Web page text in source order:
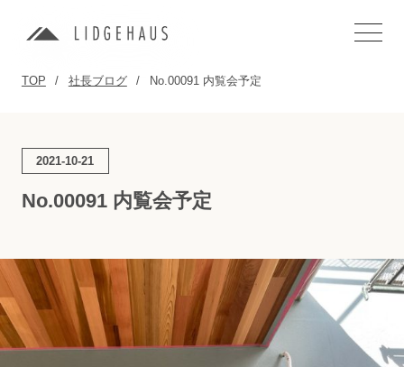
TOP 社長ブログ No.00091 内覧会予定
2021-10-21
No.00091 内覧会予定